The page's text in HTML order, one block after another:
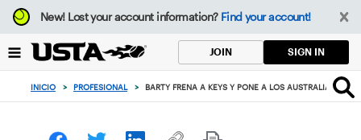
Enfoque
desde
botón
volver
principio
New!Lost your account information? Find your account!
JOIN SIGN IN
INICIO > PROFESIONAL > BARTY FRENA A KEYS Y PONE A LOS AUSTRALIANOS